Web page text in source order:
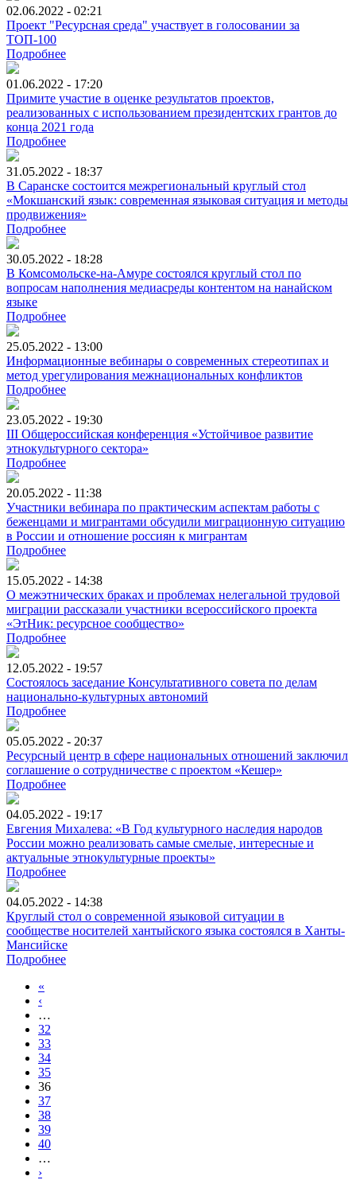
02.06.2022 - 02:21
Проект "Ресурсная среда" участвует в голосовании за
ТОП-100
Подробнее
01.06.2022 - 17:20
Примите участие в оценке результатов проектов,
реализованных с использованием президентских грантов до
конца 2021 года
Подробнее
31.05.2022 - 18:37
В Саранске состоится межрегиональный круглый стол
«Мокшанский язык: современная языковая ситуация и методы
продвижения»
Подробнее
30.05.2022 - 18:28
В Комсомольске-на-Амуре состоялся круглый стол по
вопросам наполнения медиасреды контентом на нанайском
языке
Подробнее
25.05.2022 - 13:00
Информационные вебинары о современных стереотипах и
метод урегулирования межнациональных конфликтов
Подробнее
23.05.2022 - 19:30
III Общероссийская конференция «Устойчивое развитие
этнокультурного сектора»
Подробнее
20.05.2022 - 11:38
Участники вебинара по практическим аспектам работы с
беженцами и мигрантами обсудили миграционную ситуацию
в России и отношение россиян к мигрантам
Подробнее
15.05.2022 - 14:38
О межэтнических браках и проблемах нелегальной трудовой
миграции рассказали участники всероссийского проекта
«ЭтНик: ресурсное сообщество»
Подробнее
12.05.2022 - 19:57
Состоялось заседание Консультативного совета по делам
национально-культурных автономий
Подробнее
05.05.2022 - 20:37
Ресурсный центр в сфере национальных отношений заключил
соглашение о сотрудничестве с проектом «Кешер»
Подробнее
04.05.2022 - 19:17
Евгения Михалева: «В Год культурного наследия народов
России можно реализовать самые смелые, интересные и
актуальные этнокультурные проекты»
Подробнее
04.05.2022 - 14:38
Круглый стол о современной языковой ситуации в
сообществе носителей хантыйского языка состоялся в Ханты-
Мансийске
Подробнее
«
‹
…
32
33
34
35
36
37
38
39
40
…
›